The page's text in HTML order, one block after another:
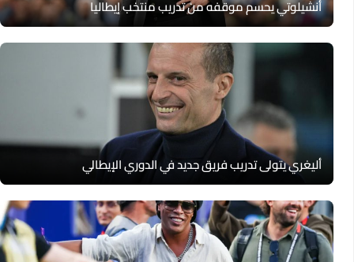
أنشيلوتي يحسم موقفه من تدريب منتخب إيطاليا
أليغري يتولى تدريب فريق جديد في الدوري الإيطالي